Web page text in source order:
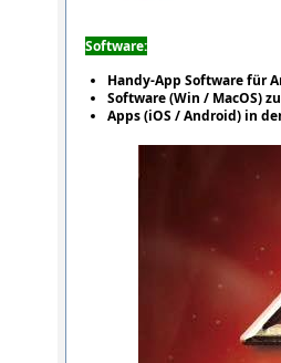
Software:
Handy-App Software für
Software (Win / MacOS)
Apps (iOS / Android) in